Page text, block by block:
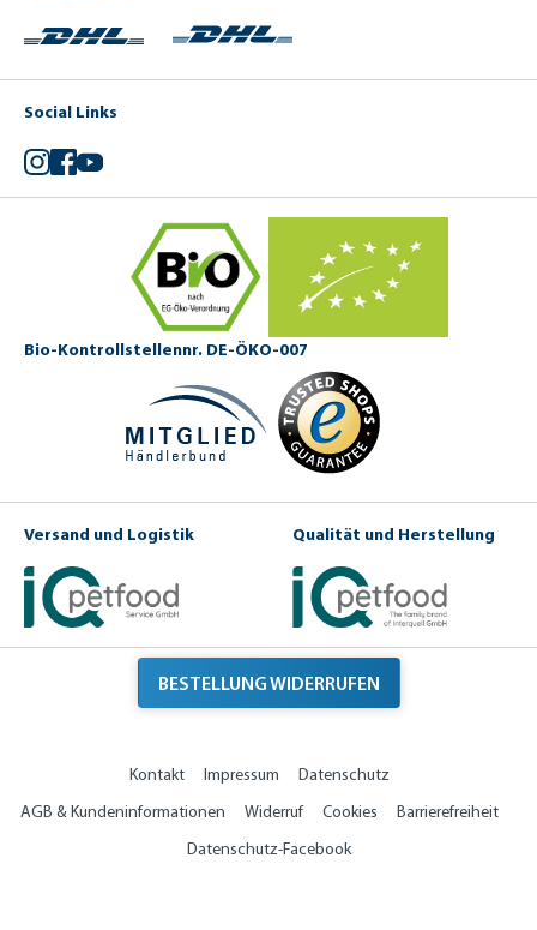
Social Links
Instagram
Facebook
YouTube
Bio-Kontrollstellennr. DE-ÖKO-007
Versand und Logistik Qualität und Herstellung
BESTELLUNG WIDERRUFEN
Kontakt Impressum
Datenschutz
AGB & Kundeninformationen
Widerruf Cookies
Barrierefreiheit
Datenschutz-Facebook